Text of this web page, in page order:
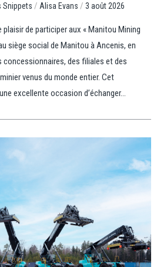
Snippets / Alisa Evans / 3 août 2026
de participer aux « Manitou Mining
siège social de Manitou à Ancenis, en
concessionnaires, des filiales et des
venus du monde entier. Cet
excellente occasion d’échanger...